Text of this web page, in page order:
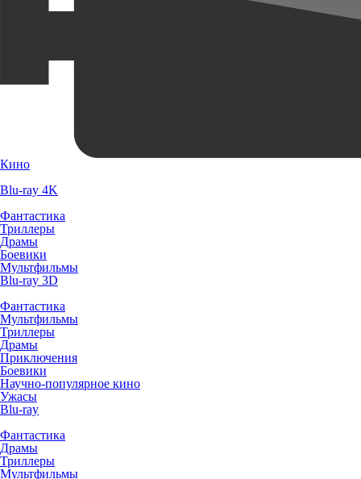
Кино
Blu-ray 4K
Фантастика
Триллеры
Драмы
Боевики
Мультфильмы
Blu-ray 3D
Фантастика
Мультфильмы
Триллеры
Драмы
Приключения
Боевики
Научно-популярное кино
Ужасы
Blu-ray
Фантастика
Драмы
Триллеры
Мультфильмы